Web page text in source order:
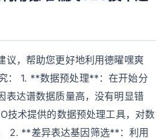
议，帮助您更好地利用德曜嘿爽
： 1. **数据预处理**：在开始分
表达谱数据质量高，没有明显错
技术提供的数据预处理工具，对数
2. **差异表达基因筛选**：利用